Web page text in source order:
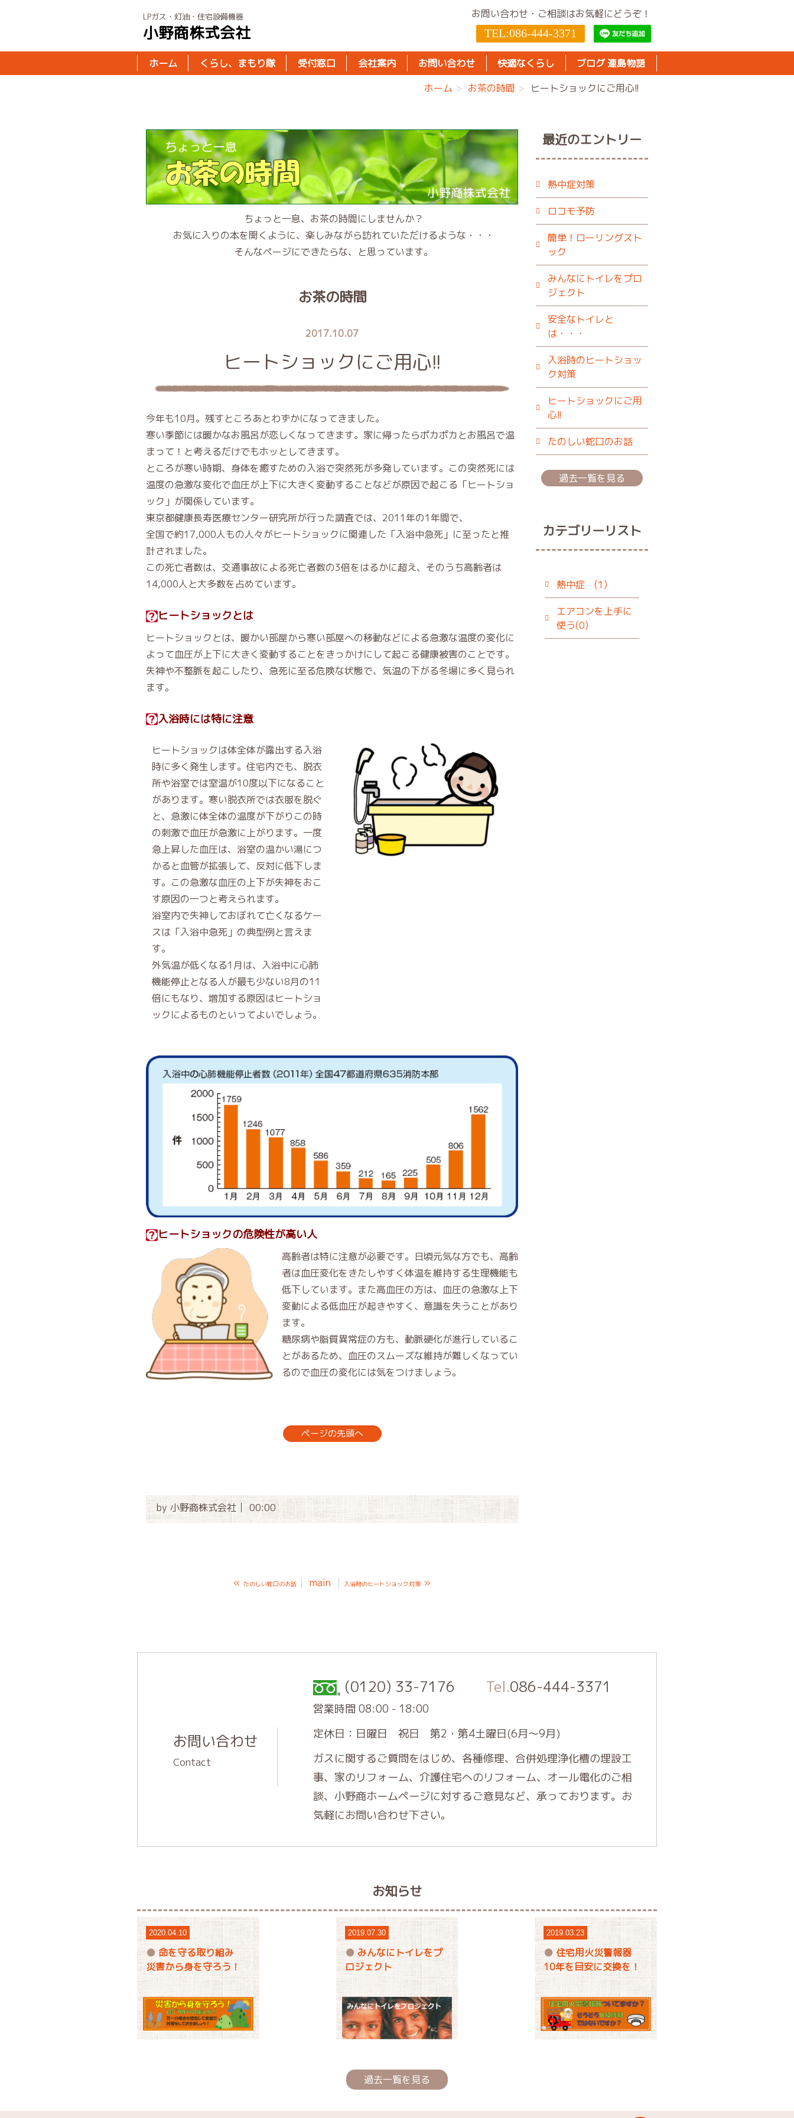
LPガス・灯油・住宅設備機器
小野商株式会社
お問い合わせ・ご相談はお気軽にどうぞ！
TEL:086-444-3371
ホーム くらし、まもり隊 受付窓口 会社案内 お問い合わせ 快適なくらし
ブログ 連島物語
ホーム
お茶の時間 ヒートショックにご用心!!
ちょっと一息、お茶の時間にしませんか？
お気に入りの本を開くように、楽しみながら訪れていただけるような・・・
そんなページにできたらな、と思っています。
お茶の時間
2017.10.07
ヒートショックにご用心!!
今年も10月。残すところあとわずかになってきました。
寒い季節には暖かなお風呂が恋しくなってきます。家に帰ったらポカポカとお風呂で温
まって！と考えるだけでもホッとしてきます。
ところが寒い時期、身体を癒すための入浴で突然死が多発しています。この突然死には
温度の急激な変化で血圧が上下に大きく変動することなどが原因で起こる「ヒートショ
ック」が関係しています。
東京都健康長寿医療センター研究所が行った調査では、2011年の1年間で、
全国で約17,000人もの人々がヒートショックに関連した「入浴中急死」に至ったと推
計されました。
この死亡者数は、交通事故による死亡者数の3倍をはるかに超え、そのうち高齢者は
14,000人と大多数を占めています。
ヒートショックとは
ヒートショックとは、暖かい部屋から寒い部屋への移動などによる急激な温度の変化に
よって血圧が上下に大きく変動することをきっかけにして起こる健康被害のことです。
失神や不整脈を起こしたり、急死に至る危険な状態で、気温の下がる冬場に多く見られ
ます。
入浴時には特に注意
ヒートショックは体全体が露出する入浴
時に多く発生します。住宅内でも、脱衣
所や浴室では室温が10度以下になること
があります。寒い脱衣所では衣服を脱ぐ
と、急激に体全体の温度が下がりこの時
の刺激で血圧が急激に上がります。一度
急上昇した血圧は、浴室の温かい湯につ
かると血管が拡張して、反対に低下しま
す。この急激な血圧の上下が失神をおこ
す原因の一つと考えられます。
浴室内で失神しておぼれて亡くなるケー
スは「入浴中急死」の典型例と言えま
す。
外気温が低くなる1月は、入浴中に心肺
機能停止となる人が最も少ない8月の11
倍にもなり、増加する原因はヒートショ
ックによるものといってよいでしょう。
ヒートショックの危険性が高い人
高齢者は特に注意が必要です。日頃元気な方でも、高齢
者は血圧変化をきたしやすく体温を維持する生理機能も
低下しています。また高血圧の方は、血圧の急激な上下
変動による低血圧が起きやすく、意識を失うことがあり
ます。
糖尿病や脂質異常症の方も、動脈硬化が進行しているこ
とがあるため、血圧のスムーズな維持が難しくなってい
るので血圧の変化には気をつけましょう。
ページの先頭へ
by小野商株式会社 00:00
« たのしい蛇口のお話 main 入浴時のヒートショック対策 »
最近のエントリー
熱中症対策
ロコモ予防
簡単！ローリングスト
ック
みんなにトイレをプロ
ジェクト
安全なトイレと
は・・・
入浴時のヒートショッ
ク対策
ヒートショックにご用
心!!
たのしい蛇口のお話
過去一覧を見る
カテゴリーリスト
熱中症 (1)
エアコンを上手に
使う(0)
お問い合わせ
Contact
(0120) 33-7176 Tel.086-444-3371
営業時間 08:00 - 18:00
定休日：日曜日 祝日 第2・第4土曜日(6月～9月)
ガスに関するご質問をはじめ、各種修理、合併処理浄化槽の埋設工
事、家のリフォーム、介護住宅へのリフォーム、オール電化のご相
談、小野商ホームページに対するご意見など、承っております。お
気軽にお問い合わせ下さい。
お知らせ
2020.04.10
命を守る取り組み
災害から身を守ろう！
2019.07.30
みんなにトイレをプ
ロジェクト
2019.03.23
住宅用火災警報器
10年を目安に交換を！
過去一覧を見る